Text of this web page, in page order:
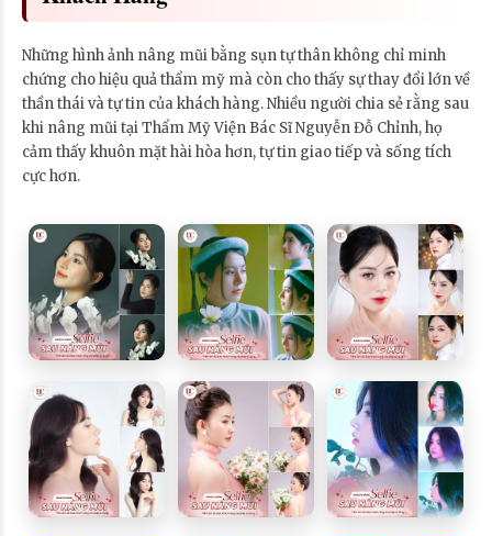
Những hình ảnh nâng mũi bằng sụn tự thân không chỉ minh
chứng cho hiệu quả thẩm mỹ mà còn cho thấy sự thay đổi lớn về
thần thái và tự tin của khách hàng. Nhiều người chia sẻ rằng sau
khi nâng mũi tại Thẩm Mỹ Viện Bác Sĩ Nguyễn Đỗ Chỉnh, họ
cảm thấy khuôn mặt hài hòa hơn, tự tin giao tiếp và sống tích
cực hơn.